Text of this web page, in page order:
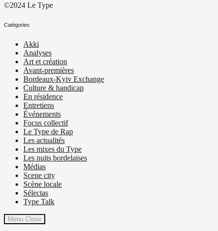
©2024 Le Type
Catégories
Akki
Analyses
Art et création
Avant-premières
Bordeaux-Kyiv Exchange
Culture & handicap
En résidence
Entretiens
Événements
Focus collectif
Le Type de Rap
Les actualités
Les mixes du Type
Les nuits bordelaises
Médias
Scene city
Scène locale
Sélectas
Type Talk
Menu Close